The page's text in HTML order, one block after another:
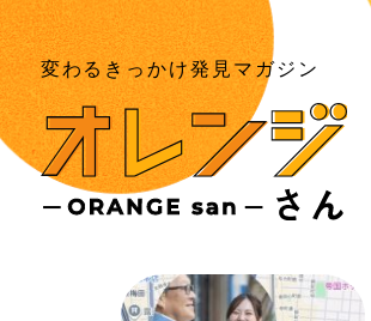
変わるきっかけ発見マガジン